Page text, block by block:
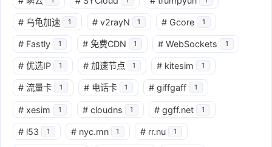
# 乌龟加速 1 # v2rayN 1 # Gcore 1
# Fastly 1 # 免费CDN 1 # WebSockets 1
# 优选IP 1 # 加速节点 1 # kitesim 1
# 流量卡 1 # 电话卡 1 # giffgaff 1
# xesim 1 # cloudns 1 # ggff.net 1
# l53 1 # nyc.mn 1 # rr.nu 1